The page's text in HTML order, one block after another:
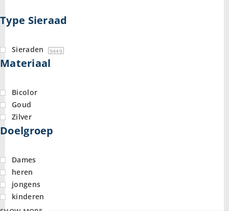
Type Sieraad
Sieraden 9449
Materiaal
Bicolor
Goud
Zilver
Doelgroep
Dames
heren
jongens
kinderen